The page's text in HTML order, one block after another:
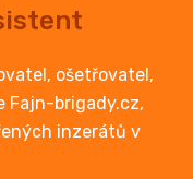
ošetřovatel,
Fajn-brigady.cz,
inzerátů v